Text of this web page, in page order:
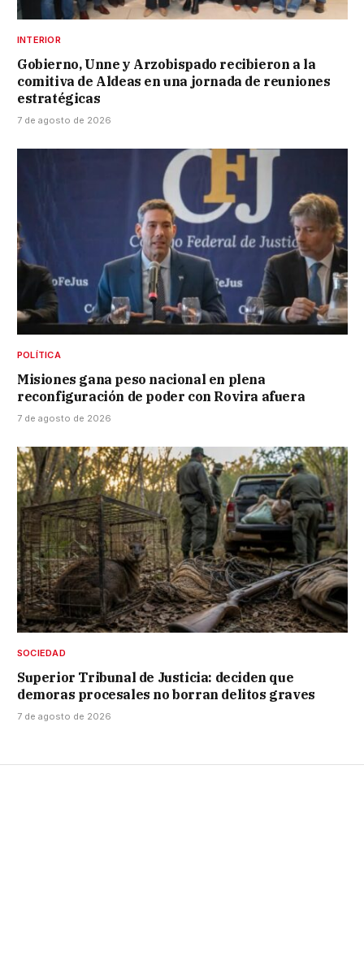
INTERIOR
Gobierno, Unne y Arzobispado recibieron a la
comitiva de Aldeas en una jornada de reuniones
estratégicas
7 de agosto de 2026
POLÍTICA
Misiones gana peso nacional en plena
reconfiguración de poder con Rovira afuera
7 de agosto de 2026
SOCIEDAD
Superior Tribunal de Justicia: deciden que
demoras procesales no borran delitos graves
7 de agosto de 2026